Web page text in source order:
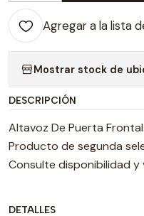
Agregar a la lista
Mostrar stock de
DESCRIPCIÓN
Altavoz De Puerta
Producto de segunda
Consulte disponibilidad y
DETALLES